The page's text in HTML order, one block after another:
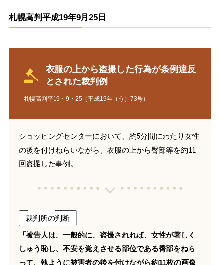
札幌高判平成19年9月25日
衣服の上から盗撮した行為が条例違反
とされた裁判例
札幌高判平19・9・25（平成19年（う）73号）
ショッピングセンターにおいて、約5分間にわたり女性
の後を付けねらいながら、衣服の上から臀部等を約11
回盗撮した事例。
裁判所の判断
「被告人は、一般的に、盗撮されれば、女性が著しく
しゅう恥し、不安を覚えさせる部位である臀部をねら
って、執ように被害者の後を付けながら約11枚の画像